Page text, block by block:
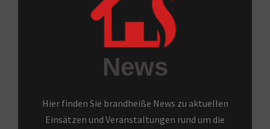
News
Hier finden Sie brandheiße News zu aktuellen
Einsätzen und Veranstaltungen rund um die